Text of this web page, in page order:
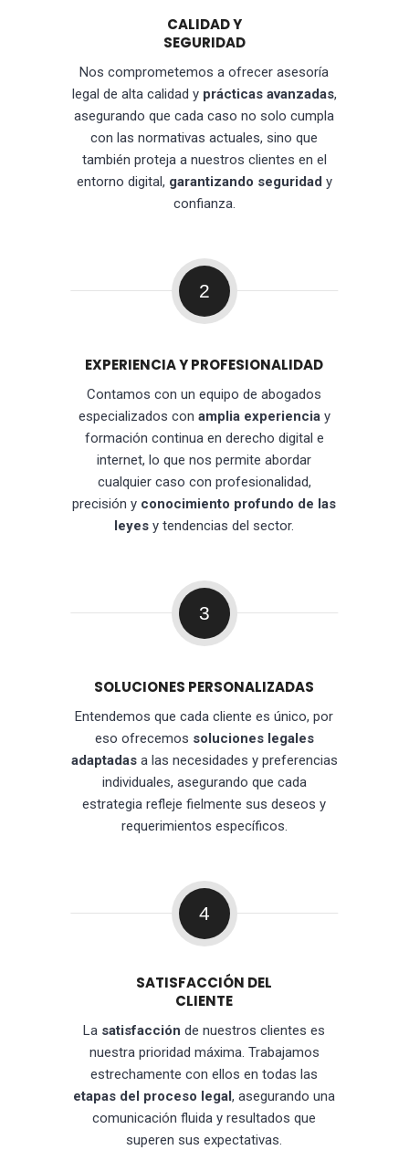
CALIDAD Y
SEGURIDAD
Nos comprometemos a ofrecer asesoría
legal de alta calidad y prácticas avanzadas,
asegurando que cada caso no solo cumpla
con las normativas actuales, sino que
también proteja a nuestros clientes en el
entorno digital, garantizando seguridad y
confianza.
2
EXPERIENCIA Y PROFESIONALIDAD
Contamos con un equipo de abogados
especializados con amplia experienciay
formación continua en derecho digital e
internet, lo que nos permite abordar
cualquier caso con profesionalidad,
precisión y conocimiento profundo de las
leyes y tendencias del sector.
3
SOLUCIONES PERSONALIZADAS
Entendemos que cada cliente es único, por
eso ofrecemos soluciones legales
adaptadasa las necesidades y preferencias
individuales, asegurando que cada
estrategia refleje fielmente sus deseos y
requerimientos específicos.
4
SATISFACCIÓN DEL
CLIENTE
La satisfacción de nuestros clientes es
nuestra prioridad máxima. Trabajamos
estrechamente con ellos en todas las
etapas del proceso legal, asegurando una
comunicación fluida y resultados que
superen sus expectativas.